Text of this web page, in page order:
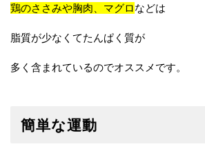
鶏のささみや胸肉、マグロなどは
脂質が少なくてたんぱく質が
多く含まれているのでオススメです。
簡単な運動